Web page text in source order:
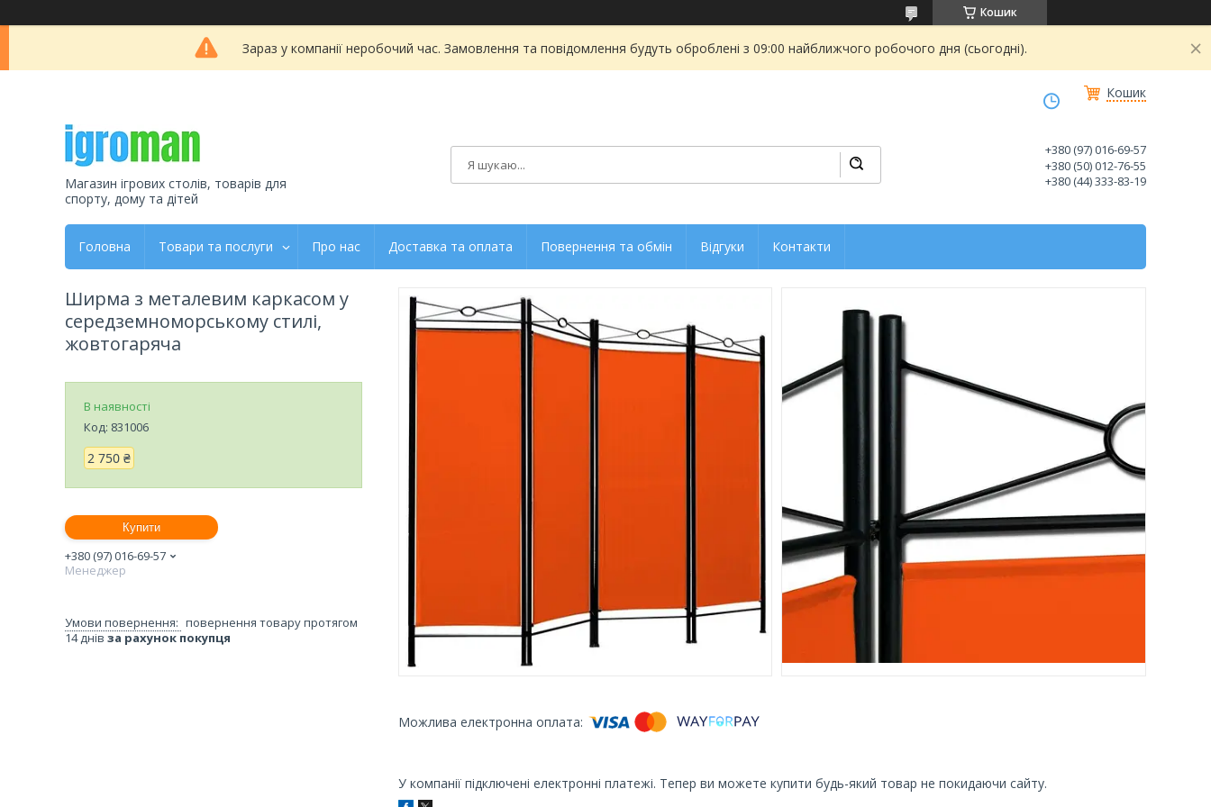
Кошик
Зараз у компанії неробочий час. Замовлення та повідомлення будуть оброблені з 09:00 найближчого робочого дня (сьогодні).
Кошик
Магазин ігрових столів, товарів для
спорту, дому та дітей
+380 (97) 016-69-57
+380 (50) 012-76-55
+380 (44) 333-83-19
Головна Товари та послуги Про нас Доставка та оплата Повернення та обмін Відгуки Контакти
У компанії підключені електронні платежі. Тепер ви можете купити будь-який товар не покидаючи сайту.
Ширма з металевим каркасом у
середземноморському стилі,
жовтогаряча
В наявності
Код: 831006
2 750 ₴
Купити
+380 (97) 016-69-57
Менеджер
повернення товару протягом
14 днів за рахунок покупця